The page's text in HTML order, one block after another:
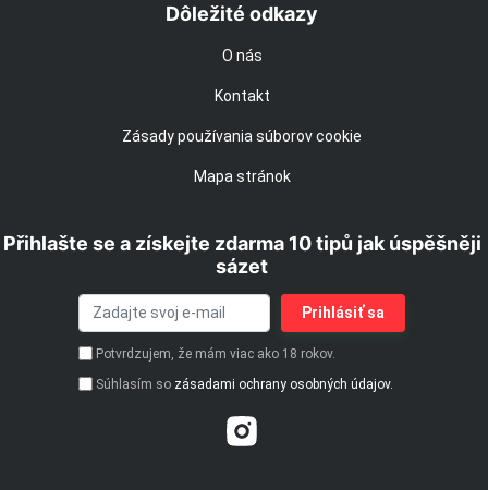
Dôležité odkazy
O nás
Kontakt
Zásady používania súborov cookie
Mapa stránok
Přihlašte se a získejte zdarma 10 tipů jak úspěšněji
sázet
Potvrdzujem, že mám viac ako 18 rokov.
Súhlasím so zásadami ochrany osobných údajov.